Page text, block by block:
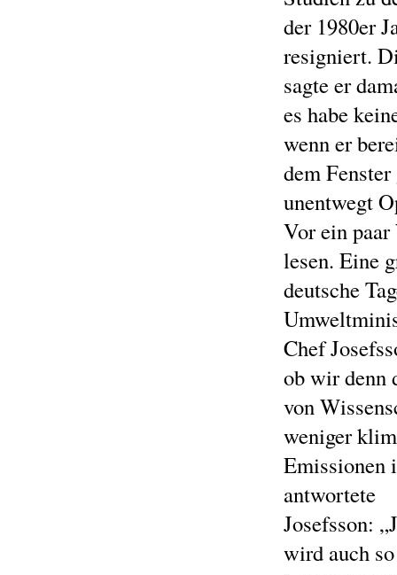
der 1980er
resigniert.
sagte er
es habe
wenn er
dem
unentwegt
Vor ein paar
lesen. Eine
deutsche
Chef
ob wir denn
von
weniger
Emissionen
antwortete
Josefsson:
wird auch